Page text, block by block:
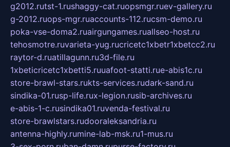
g2012.rutst-1.rushaggy-cat.ruopsmgr.ruev-gallery.ru
g-2012.ruops-mgr.ruaccounts-112.rucsm-demo.ru
poka-vse-doma2.ruairgungames.ruallseo-host.ru
tehosmotre.ruvarieta-yug.rucricetc1xbetr1xbetcc2.ru
raytor-d.ruatillagunn.ru3d-file.ru
1xbeticricetc1xbetti5.ruuafoot-statti.rue-abis1c.ru
store-brawl-stars.rukts-services.rudark-sand.ru
sindika-01.rusp-life.rux-legion.rusib-archives.ru
e-abis-1-c.rusindika01.ruvenda-festival.ru
store-brawlstars.rudooraleksandria.ru
antenna-highly.rumine-lab-msk.ru1-mus.ru